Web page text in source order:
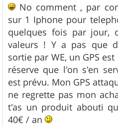
No comment , par
sur 1 Iphone pour
quelques fois par jour,
valeurs ! Y a pas que
sortie par WE, un GPS
réserve que l'on s'en
est prévu. Mon GPS
ne regrette pas mon
t'as un produit abouti
40€ / an